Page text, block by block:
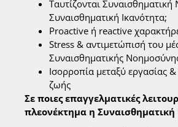
Ταυτίζονται
Συναισθηματική Ικανότητα;
Proactive ή reactive
Stress & αντιμετώπισή του
Συναισθηματικής
Ισορροπία μεταξύ εργασίας
ζωής
Σε ποιες επαγγελματικές
πλεονέκτημα η